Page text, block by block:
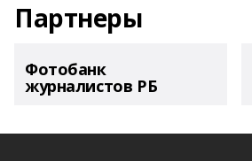
Партнеры
Фотобанк
журналистов РБ